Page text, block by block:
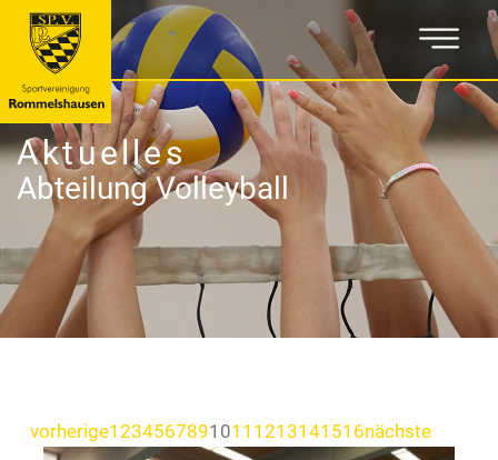
Aktuelles
Abteilung Volleyball
vorherige1 234567891011 1213141516nächste